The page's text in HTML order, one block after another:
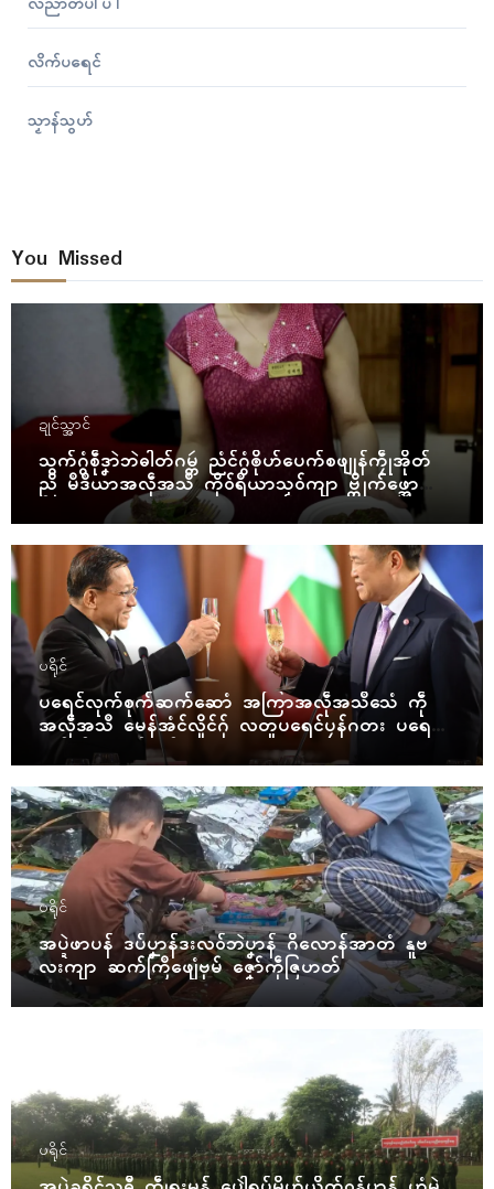
လိက်ပရေၚ်
သၟာန်သွဟ်
You Missed
ဍုၚ်သ္အာၚ်
သွက်ဂွံစဵုဒၞာဲဘဲဓါတ်ဂမ္တဴ ညံၚ်ဂွံၜိုဟ်ပေက်စဖျုန်ကၠဵုအိုတ်
ညိ မဳဒဳယာအလဵုအသဳ ကိုဝ်ရဳယာသၟဝ်ကျာ ဗ္တိုက်ဖ္အော
ပရိုၚ်
ပရေၚ်လုက်စုက်ဆက်ဆောံ အကြာအလဵုအသဳသေံ ကဵု
အလဵုအသဳ မေန်အံၚ်လှိုၚ်ဂှ် လတူပရေၚ်ပၠန်ဂတး ပရေၚ်ဇီု
ကပိုက် နွံကၠုၚ်မာန်ဟာ
ပရိုၚ်
အပ္ဍဲဖာပန် ဒပ်ပၞာန်ဒးလဝ်ဘဲပၞာန် ဂိလောန်အာတံ နူဗ
လးကျာ ဆက်ကြဳဖျေံဗုမ် ဇၞော်ကဵုဇြဟတ်
ပရိုၚ်